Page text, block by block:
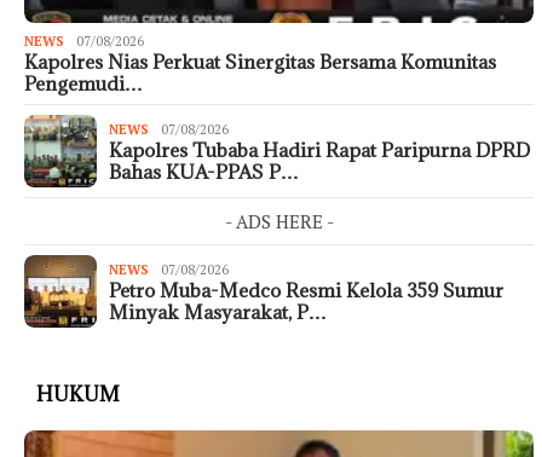
NEWS 07/08/2026
Kapolres Nias Perkuat Sinergitas Bersama Komunitas
Pengemudi…
NEWS 07/08/2026
Kapolres Tubaba Hadiri Rapat Paripurna DPRD
Bahas KUA-PPAS P…
- ADS HERE -
NEWS 07/08/2026
Petro Muba-Medco Resmi Kelola 359 Sumur
Minyak Masyarakat, P…
HUKUM